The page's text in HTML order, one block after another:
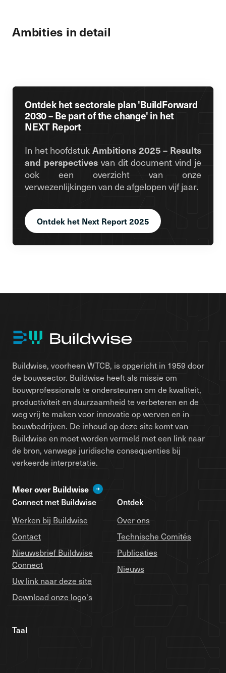
Ambities in detail
Ontdek het sectorale plan 'BuildForward
2030 – Be part of the change' in het
NEXT Report
In het hoofdstuk Ambitions 2025 – Results
and perspectivesvan dit document vind je
ook een overzicht van onze
verwezenlijkingen van de afgelopen vijf jaar.
Ontdek het Next Report 2025
Buildwise, voorheen WTCB, is opgericht in 1959 door
de bouwsector. Buildwise heeft als missie om
bouwprofessionals te ondersteunen om de kwaliteit,
productiviteit en duurzaamheid te verbeteren en de
weg vrij te maken voor innovatie op werven en in
bouwbedrijven. De inhoud op deze site komt van
Buildwise en moet worden vermeld met een link naar
de bron, vanwege juridische consequenties bij
verkeerde interpretatie.
Meer over Buildwise
Connect met Buildwise
Werken bij Buildwise
Contact
Nieuwsbrief Buildwise
Connect
Uw link naar deze site
Download onze logo's
Ontdek
Over ons
Technische Comités
Publicaties
Nieuws
Taal